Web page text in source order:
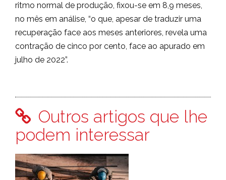
ritmo normal de produção, fixou-se em 8,9 meses,
no mês em análise, “o que, apesar de traduzir uma
recuperação face aos meses anteriores, revela uma
contração de cinco por cento, face ao apurado em
julho de 2022”.
Outros artigos que lhe
podem interessar